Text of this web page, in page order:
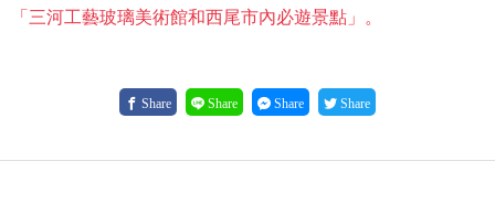
「三河工藝玻璃美術館和西尾市內必遊景點」。
Share Share Share Share